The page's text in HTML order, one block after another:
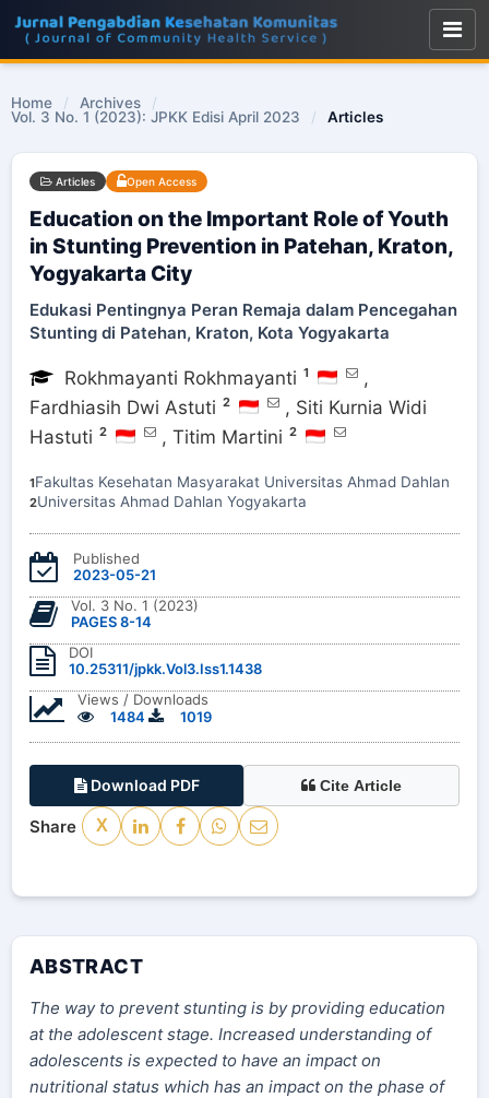
Home / Archives
/
Vol. 3 No. 1 (2023): JPKK Edisi April 2023
/ Articles
Articles Open Access
Education on the Important Role of Youth
in Stunting Prevention in Patehan, Kraton,
Yogyakarta City
Edukasi Pentingnya Peran Remaja dalam Pencegahan
Stunting di Patehan, Kraton, Kota Yogyakarta
Rokhmayanti Rokhmayanti 1
,
Fardhiasih Dwi Astuti 2 , Siti Kurnia Widi
Hastuti 2 , Titim Martini 2
1Fakultas Kesehatan Masyarakat Universitas Ahmad Dahlan
2Universitas Ahmad Dahlan Yogyakarta
Published
2023-05-21
Vol. 3 No. 1 (2023)
PAGES 8-14
DOI
10.25311/jpkk.Vol3.Iss1.1438
Views / Downloads
1484
1019
Download PDF Cite Article
Share X
ABSTRACT
The way to prevent stunting is by providing education
at the adolescent stage. Increased understanding of
adolescents is expected to have an impact on
nutritional status which has an impact on the phase of